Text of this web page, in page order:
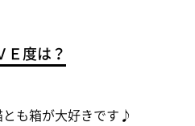
Ｅ度は？
も箱が大好きです♪